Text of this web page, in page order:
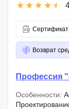
Сертификат
Возврат
Профессия
Особенности: